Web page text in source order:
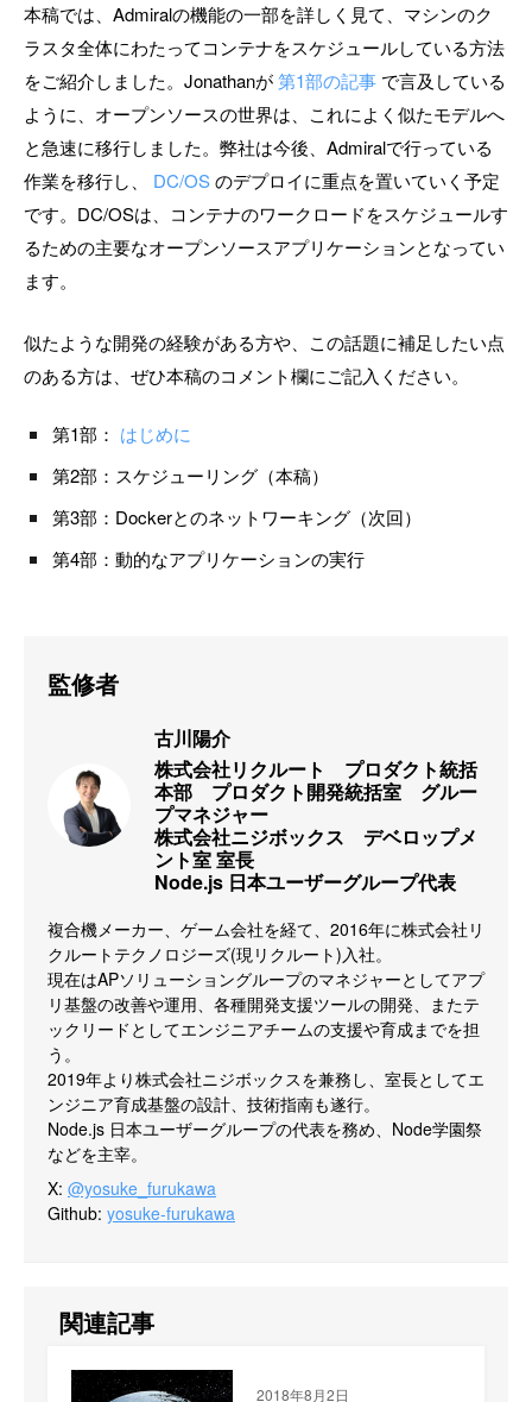
本稿では、Admiralの機能の一部を詳しく見て、マシンのク
ラスタ全体にわたってコンテナをスケジュールしている方法
をご紹介しました。Jonathanが第1部の記事 で言及している
ように、オープンソースの世界は、これによく似たモデルへ
と急速に移行しました。弊社は今後、Admiralで行っている
作業を移行し、 DC/OSのデプロイに重点を置いていく予定
です。DC/OSは、コンテナのワークロードをスケジュールす
るための主要なオープンソースアプリケーションとなってい
ます。
似たような開発の経験がある方や、この話題に補足したい点
のある方は、ぜひ本稿のコメント欄にご記入ください。
第1部： はじめに
第2部：スケジューリング（本稿）
第3部：Dockerとのネットワーキング（次回）
第4部：動的なアプリケーションの実行
監修者
古川陽介
株式会社リクルート　プロダクト統括
本部　プロダクト開発統括室　グルー
プマネジャー
株式会社ニジボックス　デベロップメ
ント室 室長
Node.js 日本ユーザーグループ代表
複合機メーカー、ゲーム会社を経て、2016年に株式会社リ
クルートテクノロジーズ(現リクルート)入社。
現在はAPソリューショングループのマネジャーとしてアプ
リ基盤の改善や運用、各種開発支援ツールの開発、またテ
ックリードとしてエンジニアチームの支援や育成までを担
う。
2019年より株式会社ニジボックスを兼務し、室長としてエ
ンジニア育成基盤の設計、技術指南も遂行。
Node.js 日本ユーザーグループの代表を務め、Node学園祭
などを主宰。
X: @yosuke_furukawa
Github: yosuke-furukawa
関連記事
2018年8月2日